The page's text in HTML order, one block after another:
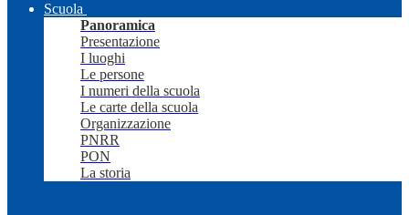
Scuola
Panoramica
Presentazione
I luoghi
Le persone
I numeri della scuola
Le carte della scuola
Organizzazione
PNRR
PON
La storia